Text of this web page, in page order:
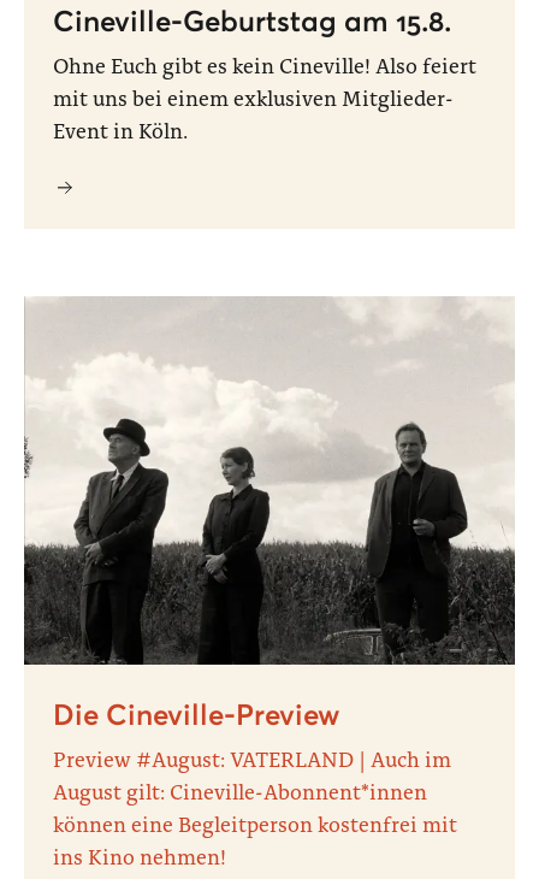
Cineville-Geburtstag am 15.8.
Ohne Euch gibt es kein Cineville! Also feiert
mit uns bei einem exklusiven Mitglieder-
Event in Köln.
Die Cineville-Preview
Preview #August: VATERLAND | Auch im
August gilt: Cineville-Abonnent*innen
können eine Begleitperson kostenfrei mit
ins Kino nehmen!